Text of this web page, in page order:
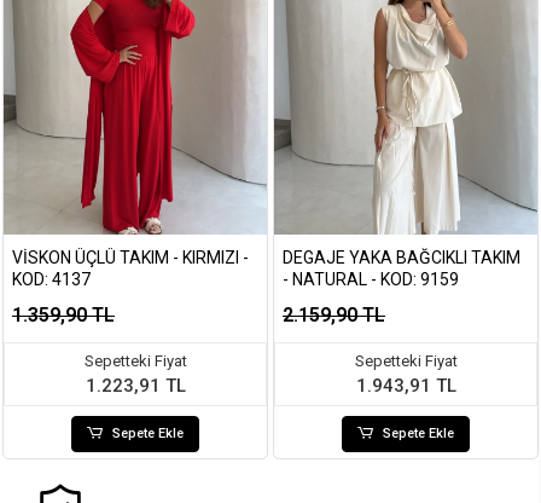
VISKON ÜÇLÜ TAKIM - KIRMIZI -
KOD: 4137
1.359,90 TL
Sepetteki Fiyat
1.223,91 TL
Sepete Ekle
DEGAJE YAKA BAĞCIKLI TAKIM
- NATURAL - KOD: 9159
2.159,90 TL
Sepetteki Fiyat
1.943,91 TL
Sepete Ekle